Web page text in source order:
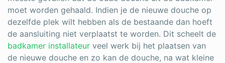
moet worden gehaald. Indien je de nieuwe douche op
dezelfde plek wilt hebben als de bestaande dan hoeft
de aansluiting niet verplaatst te worden. Dit scheelt de
badkamer installateur veel werk bij het plaatsen van
de nieuwe douche en zo kan de douche, na wat kleine